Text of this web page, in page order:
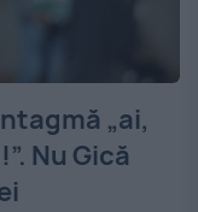
„ai,
Nu Gică